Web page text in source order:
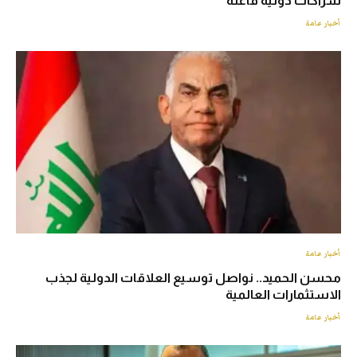
أخبار عامة
أخبار عامة
محسن الحميد.. نواصل توسيع العلاقات الدولية لجذب
الاستثمارات العالمية
أخبار عامة